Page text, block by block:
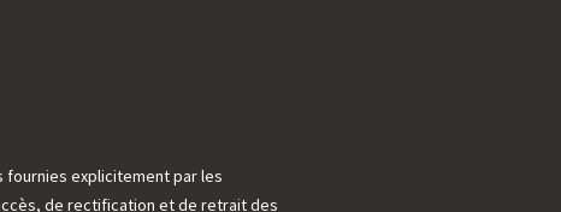
explicitement par les
de rectification et de retrait des